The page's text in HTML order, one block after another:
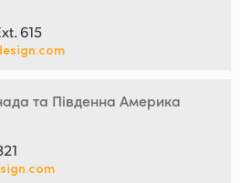
615
та Південна Америка